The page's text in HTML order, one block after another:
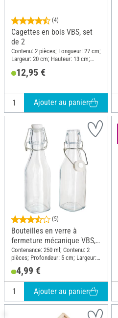
(4)
Cagettes en bois VBS, set
de 2
Contenu: 2 pièces; Longueur: 27 cm;
Largeur: 20 cm; Hauteur: 13 cm;
12,95 €
Ajouter au panier
(5)
Bouteilles en verre à
fermeture mécanique VBS,
2 pc.
Contenance: 250 ml; Contenu: 2
pièces; Profondeur: 5 cm; Largeur: 5
cm; Hauteur: 19.5 cm; Matériau:
Verre
4,99 €
Ajouter au panier